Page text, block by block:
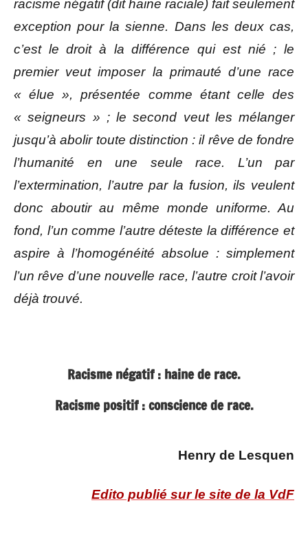
racisme négatif (dit haine raciale) fait seulement
exception pour la sienne. Dans les deux cas,
c’est le droit à la différence qui est nié ; le
premier veut imposer la primauté d’une race
« élue », présentée comme étant celle des
« seigneurs » ; le second veut les mélanger
jusqu’à abolir toute distinction : il rêve de fondre
l’humanité en une seule race. L’un par
l’extermination, l’autre par la fusion, ils veulent
donc aboutir au même monde uniforme. Au
fond, l’un comme l’autre déteste la différence et
aspire à l’homogénéité absolue : simplement
l’un rêve d’une nouvelle race, l’autre croit l’avoir
déjà trouvé.
Racisme négatif : haine de race.
Racisme positif : conscience de race.
Henry de Lesquen
Edito publié sur le site de la VdF